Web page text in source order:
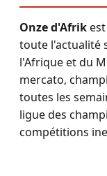
Onze d'Afrik
toute l'actualité
l'Afrique et du
mercato,
toutes les
ligue des
compétitions